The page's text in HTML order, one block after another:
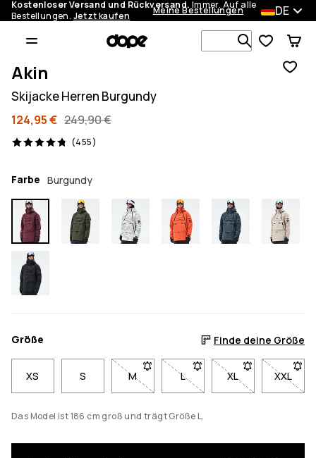
Kostenloser Versand und Rückversand. Immer. Auf alle
Bestellungen. Jetzt kaufen Meine Bestellungen DE
Akin
Skijacke Herren Burgundy
124,95 € 249,90 €
(455)
455 Reviews, 4.8/5
Farbe Burgundy
Größe Finde deine Größe
XS S M- Größe M nicht verfügbar. Klicke, um
L- Größe L nicht verfügbar.
XL- Größe XL nicht
XXL
-
Das Model ist 186 cm groß und trägt Größe L.